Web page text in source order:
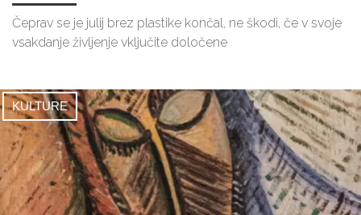
Čeprav se je julij brez plastike končal, ne škodi, če v svoje
vsakdanje življenje vključite določene
KULTURE